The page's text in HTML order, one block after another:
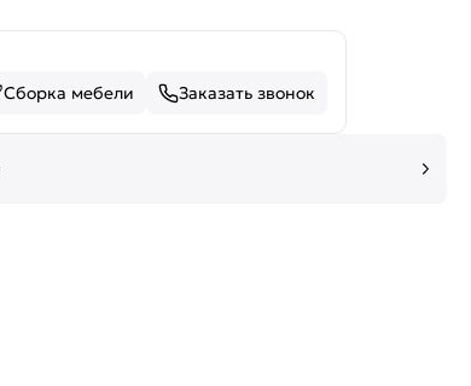
Сборка мебели Заказать звонок